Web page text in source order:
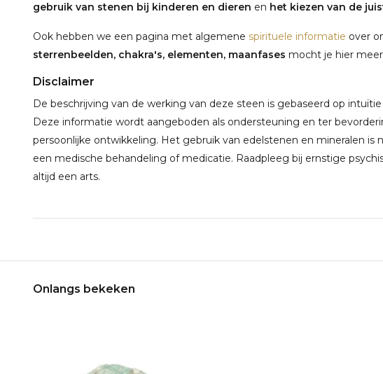
gebruik van stenen bij kinderen en dieren en het kiezen van de
Ook hebben we een pagina met algemene spirituele informatie over
sterrenbeelden, chakra's, elementen, maanfases mocht je hier
Disclaimer
De beschrijving van de werking van deze steen is gebaseerd op
Deze informatie wordt aangeboden als ondersteuning en ter
persoonlijke ontwikkeling. Het gebruik van edelstenen en mineralen is
een medische behandeling of medicatie. Raadpleeg bij ernstige
altijd een arts.
Onlangs bekeken